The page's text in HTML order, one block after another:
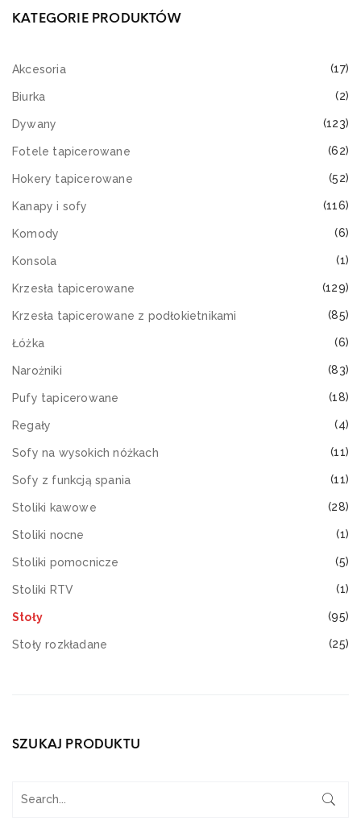
KATEGORIE PRODUKTÓW
Akcesoria (17)
Biurka (2)
Dywany (123)
Fotele tapicerowane (62)
Hokery tapicerowane (52)
Kanapy i sofy (116)
Komody (6)
Konsola (1)
Krzesła tapicerowane (129)
Krzesła tapicerowane z podłokietnikami (85)
Łóżka (6)
Narożniki (83)
Pufy tapicerowane (18)
Regały (4)
Sofy na wysokich nóżkach (11)
Sofy z funkcją spania (11)
Stoliki kawowe (28)
Stoliki nocne (1)
Stoliki pomocnicze (5)
Stoliki RTV (1)
Stoły (95)
Stoły rozkładane (25)
SZUKAJ PRODUKTU